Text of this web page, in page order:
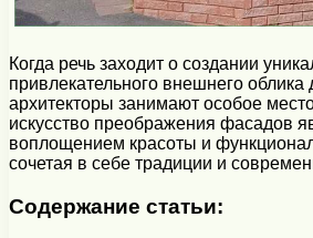
Когда речь заходит о создании
привлекательного внешнего
архитекторы занимают особое
искусство преображения фасадов
воплощением красоты и
сочетая в себе традиции и
Содержание статьи: